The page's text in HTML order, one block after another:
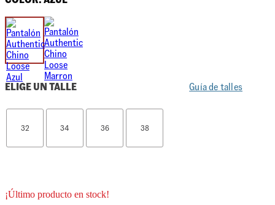
ELIGE UN TALLE Guía de talles
32 34 36 38
¡Último producto en stock!